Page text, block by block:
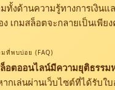
ทั้งด้านความรู้ทางการเงิน
ง เกมสล็อตจะกลายเป็นเพี
ที่พบบ่อย (FAQ)
อตออนไลน์มีความยุติธรรม
ากเล่นผ่านเว็บไซต์ที่ได้รับใ